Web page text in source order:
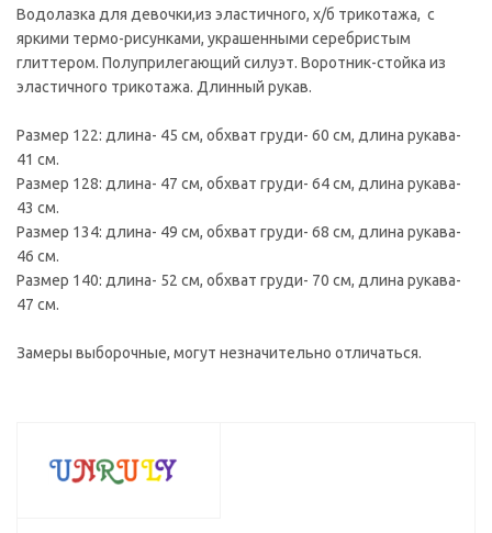
Водолазка для девочки,из эластичного, х/б трикотажа, с
яркими термо-рисунками, украшенными серебристым
глиттером. Полуприлегающий силуэт. Воротник-стойка из
эластичного трикотажа. Длинный рукав.
Размер 122: длина- 45 см, обхват груди- 60 см, длина рукава-
41 см.
Размер 128: длина- 47 см, обхват груди- 64 см, длина рукава-
43 см.
Размер 134: длина- 49 см, обхват груди- 68 см, длина рукава-
46 см.
Размер 140: длина- 52 см, обхват груди- 70 см, длина рукава-
47 см.
Замеры выборочные, могут незначительно отличаться.